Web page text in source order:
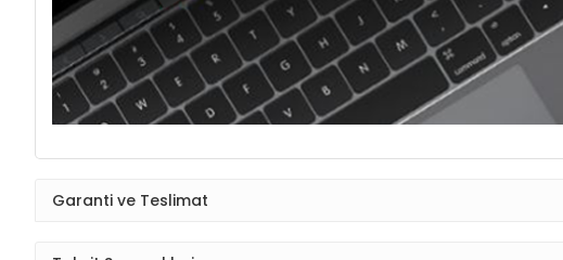
Garanti ve Teslimat